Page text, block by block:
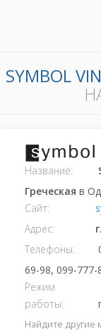
SYMBOL
Название:
Греческая в
Сайт:
Адрес:
Телефоны:
69-98, 099-777-
Режим
работы:
Найдите другие